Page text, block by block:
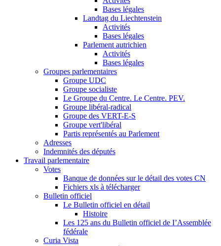
Bases légales
Landtag du Liechtenstein
Activités
Bases légales
Parlement autrichien
Activités
Bases légales
Groupes parlementaires
Groupe UDC
Groupe socialiste
Le Groupe du Centre. Le Centre. PEV.
Groupe libéral-radical
Groupe des VERT-E-S
Groupe vert'libéral
Partis représentés au Parlement
Adresses
Indemnités des députés
Travail parlementaire
Votes
Banque de données sur le détail des votes CN
Fichiers xls à télécharger
Bulletin officiel
Le Bulletin officiel en détail
Histoire
Les 125 ans du Bulletin officiel de I’Assemblée
fédérale
Curia Vista